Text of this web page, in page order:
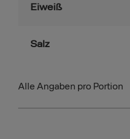
Eiweiß
Salz
Alle Angaben pro Portion